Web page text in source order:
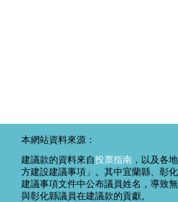
本網站資料來源：
建議款的資料來自投票指南 ，以及各
方建設建議事項」。其中宜蘭縣、彰
建議事項文件中公布議員姓名，導致
與彰化縣議員在建議款的貢獻。